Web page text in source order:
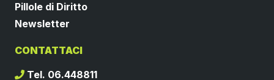
Pillole di Diritto
Newsletter
CONTATTACI
Tel. 06.448811